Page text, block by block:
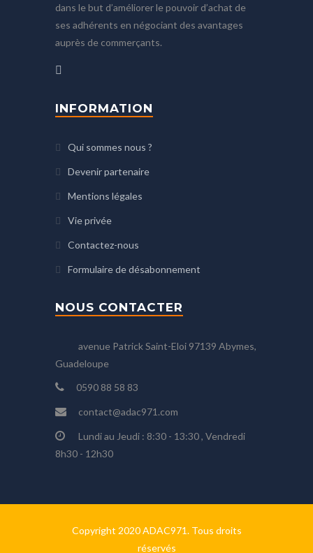
dans le but d’améliorer le pouvoir d’achat de
ses adhérents en négociant des avantages
auprès de commerçants.
INFORMATION
Qui sommes nous ?
Devenir partenaire
Mentions légales
Vie privée
Contactez-nous
Formulaire de désabonnement
NOUS CONTACTER
avenue Patrick Saint-Eloi 97139 Abymes,
Guadeloupe
0590 88 58 83
contact@adac971.com
Lundi au Jeudi : 8:30 - 13:30 , Vendredi
8h30 - 12h30
Copyright 2020 ADAC971. Tous droits
réservés